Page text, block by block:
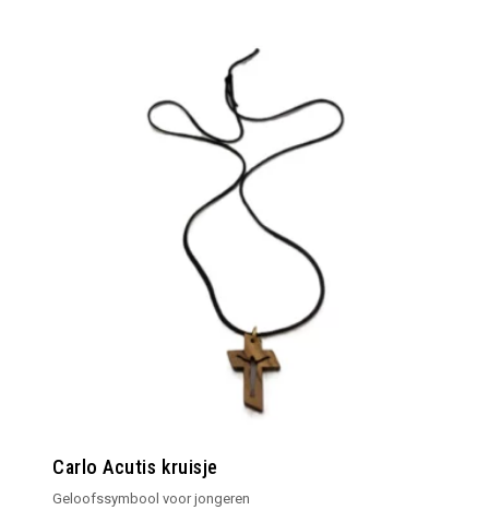
Carlo Acutis kruisje
Geloofssymbool voor jongeren